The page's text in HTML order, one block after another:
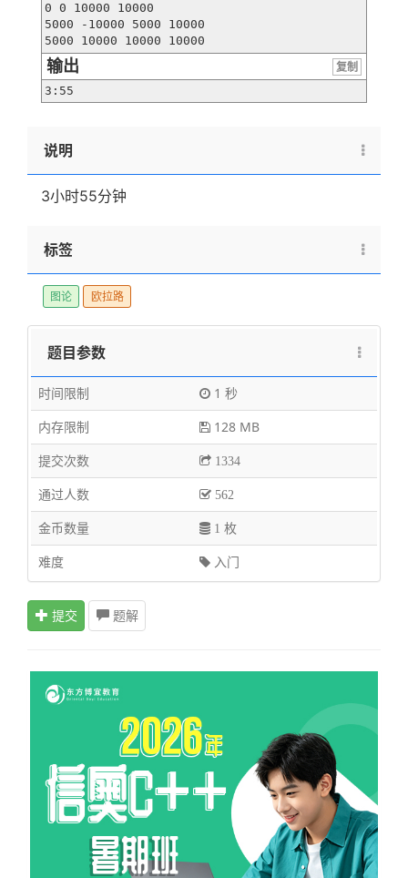
0 0 10000 10000
5000 -10000 5000 10000
5000 10000 10000 10000
输出
复制
3:55
说明
3小时55分钟
标签
图论 欧拉路
题目参数
时间限制
1 秒
内存限制
128 MB
提交次数
1334
通过人数 562
金币数量 1 枚
难度 入门
提交 题解